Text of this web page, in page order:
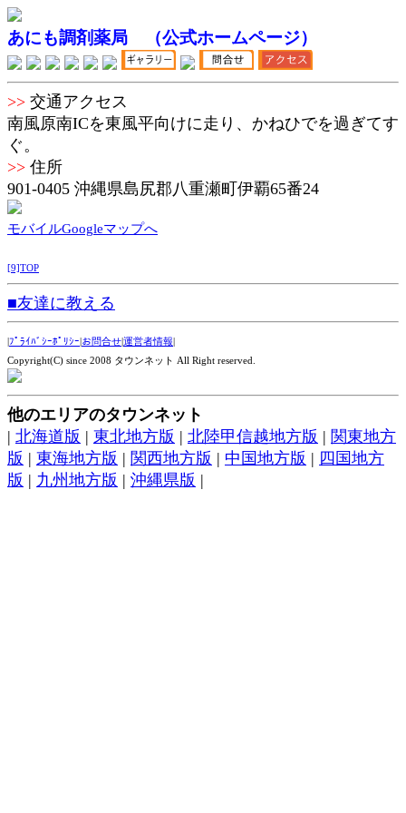
あにも調剤薬局 （公式ホームページ）
>> 交通アクセス
南風原南ICを東風平向けに走り、かねひでを過ぎてす
ぐ。
>> 住所
901-0405 沖縄県島尻郡八重瀬町伊覇65番24
モバイルGoogleマップへ
[9]TOP
■友達に教える
|ﾌﾟﾗｲﾊﾞｼｰﾎﾟﾘｼｰ|お問合せ|運営者情報|
Copyright(C) since 2008 タウンネット All Right reserved.
他のエリアのタウンネット
| 北海道版 | 東北地方版 | 北陸甲信越地方版 | 関東地方
版 | 東海地方版 | 関西地方版 | 中国地方版 | 四国地方
版 | 九州地方版 | 沖縄県版 |